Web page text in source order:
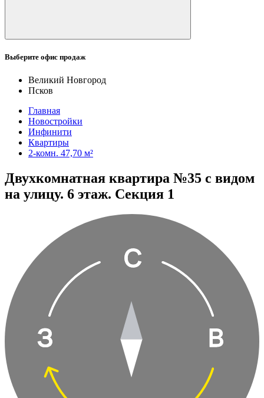
Выберите офис продаж
Великий Новгород
Псков
Главная
Новостройки
Инфинити
Квартиры
2-комн. 47,70 м²
Двухкомнатная квартира №35 с видом
на улицу. 6 этаж. Секция 1